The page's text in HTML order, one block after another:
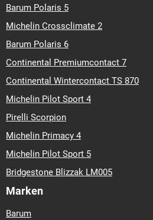
Barum Polaris 5
Michelin Crossclimate 2
Barum Polaris 6
Continental Premiumcontact 7
Continental Wintercontact TS 870
Michelin Pilot Sport 4
Pirelli Scorpion
Michelin Primacy 4
Michelin Pilot Sport 5
Bridgestone Blizzak LM005
Marken
Barum